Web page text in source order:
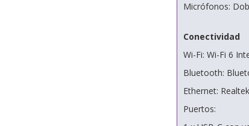
Micrófonos:
Conectividad
Wi-Fi: Wi-Fi 6
Bluetooth:
Ethernet:
Puertos: